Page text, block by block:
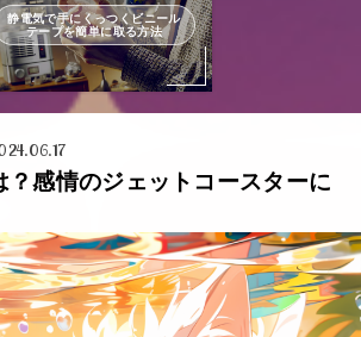
静電気で手にくっつくビニール
テープを簡単に取る方法
？感情のジェットコースターに